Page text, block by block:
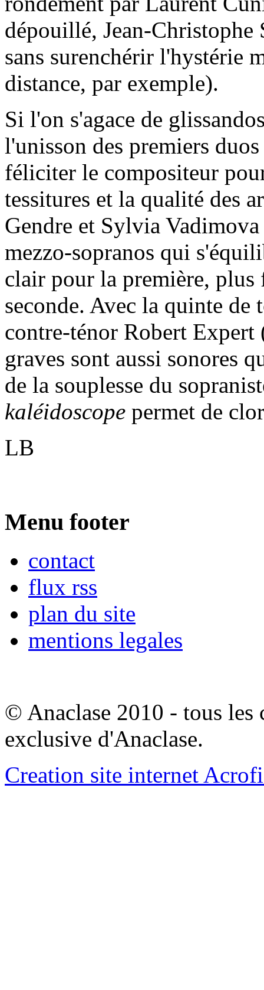
dépouillé, Jean-Christophe
sans surenchérir l'hystérie
distance, par exemple).
Si l'on s'agace de
l'unisson des premiers
féliciter le compositeur
tessitures et la qualité des
Gendre et Sylvia
mezzo-sopranos qui
clair pour la première,
seconde. Avec la quinte
contre-ténor Robert Expert
graves sont aussi sonores
de la souplesse du
kaléidoscope permet de
LB
Menu footer
contact
flux rss
plan du site
mentions legales
© Anaclase 2010 - tous les
exclusive d'Anaclase.
Creation site internet